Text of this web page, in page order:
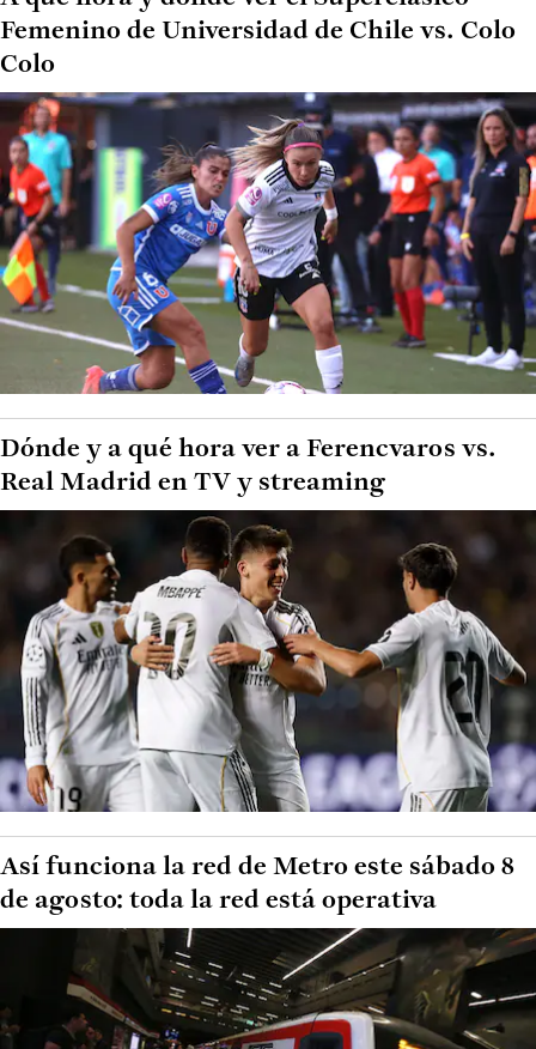
Femenino de Universidad de Chile vs. Colo
Colo
Dónde y a qué hora ver a Ferencvaros vs.
Real Madrid en TV y streaming
Así funciona la red de Metro este sábado 8
de agosto: toda la red está operativa